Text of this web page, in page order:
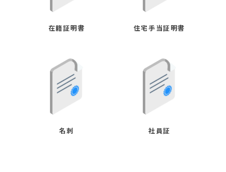
在籍証明書 住宅手当証明書
名刺 社員証